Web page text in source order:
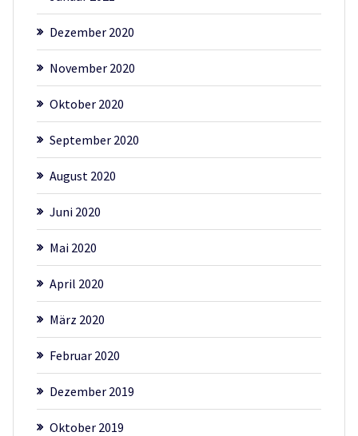
Dezember 2020
November 2020
Oktober 2020
September 2020
August 2020
Juni 2020
Mai 2020
April 2020
März 2020
Februar 2020
Dezember 2019
Oktober 2019